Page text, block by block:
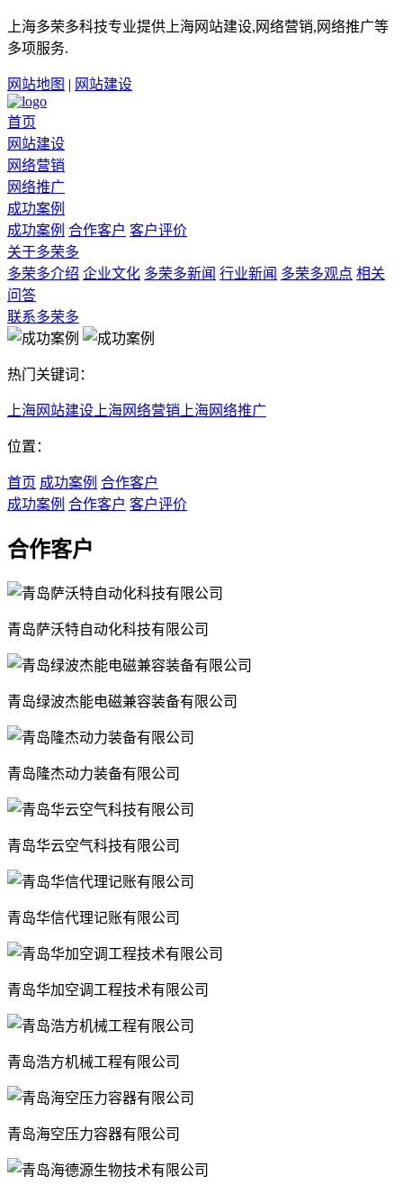
上海多荣多科技专业提供上海网站建设,网络营销,网络推广等
多项服务.
网站地图 | 网站建设
首页
网站建设
网络营销
网络推广
成功案例
成功案例 合作客户 客户评价
关于多荣多
多荣多介绍 企业文化 多荣多新闻 行业新闻 多荣多观点 相关
问答
联系多荣多
热门关键词：
上海网站建设 上海网络营销 上海网络推广
位置：
首页 成功案例 合作客户
成功案例 合作客户 客户评价
合作客户
青岛萨沃特自动化科技有限公司
青岛绿波杰能电磁兼容装备有限公司
青岛隆杰动力装备有限公司
青岛华云空气科技有限公司
青岛华信代理记账有限公司
青岛华加空调工程技术有限公司
青岛浩方机械工程有限公司
青岛海空压力容器有限公司